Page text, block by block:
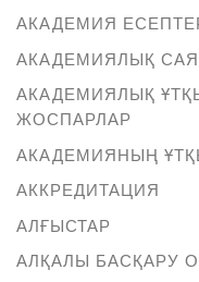
АКАДЕМИЯ
АКАДЕМИЯЛЫҚ
АКАДЕМИЯЛЫҚ
ЖОСПАРЛАР
АКАДЕМИЯНЫҢ
АККРЕДИТАЦИЯ
АЛҒЫСТАР
АЛҚАЛЫ БАСҚАРУ